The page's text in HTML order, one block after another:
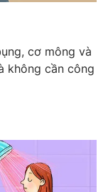
cơ mông và
không cần công